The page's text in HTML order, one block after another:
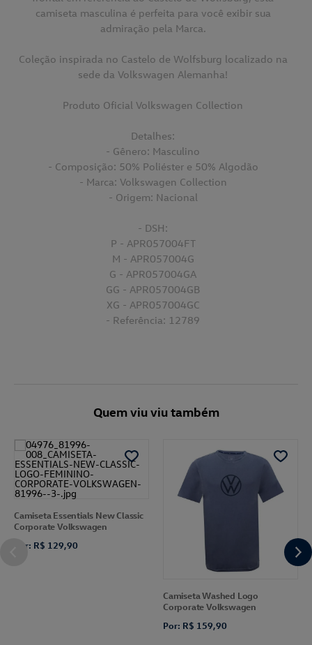
camiseta masculina é perfeita para você exibir sua
admiração pela Marca.
Coleção inspirada no Castelo de Wolfsburg localizado na
sede da Volkswagen Alemanha!
Produto Oficial Volkswagen Collection
Detalhes:
- Gênero: Masculino
- Composição: 50% Poliéster e 50% Algodão
- Marca: Volkswagen Collection
- Origem: Nacional
- DSH:
P - APR057004FT
M - APR057004G
G - APR057004GA
GG - APR057004GB
XG - APR057004GC
- Referência: 12789
Quem viu viu também
Camiseta Essentials New Classic
Corporate Volkswagen
Por: R$ 129,90
Camiseta Washed Logo
Corporate Volkswagen
Por: R$ 159,90